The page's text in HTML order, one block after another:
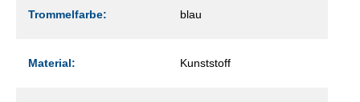
Trommelfarbe: blau
Material: Kunststoff